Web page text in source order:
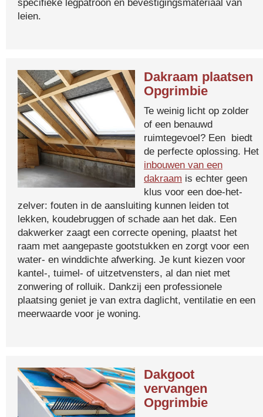
specifieke legpatroon en bevestigingsmateriaal van
leien.
Dakraam plaatsen
Opgrimbie
Te weinig licht op zolder
of een benauwd
ruimtegevoel? Een biedt
de perfecte oplossing. Het
inbouwen van een
dakraam is echter geen
klus voor een doe-het-
zelver: fouten in de aansluiting kunnen leiden tot
lekken, koudebruggen of schade aan het dak. Een
dakwerker zaagt een correcte opening, plaatst het
raam met aangepaste gootstukken en zorgt voor een
water- en winddichte afwerking. Je kunt kiezen voor
kantel-, tuimel- of uitzetvensters, al dan niet met
zonwering of rolluik. Dankzij een professionele
plaatsing geniet je van extra daglicht, ventilatie en een
meerwaarde voor je woning.
Dakgoot
vervangen
Opgrimbie